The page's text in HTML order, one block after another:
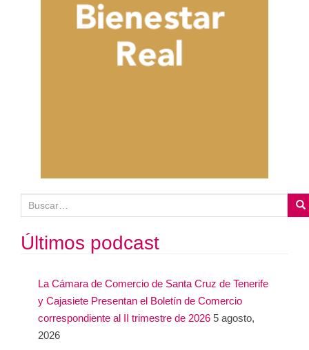
u
s
c
Últimos podcast
La Cámara de Comercio de Santa Cruz de Tenerife
y Cajasiete Presentan el Boletín de Comercio
correspondiente al II trimestre de 2026 5 agosto,
2026